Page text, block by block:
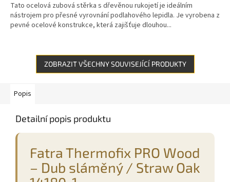
Tato ocelová zubová stěrka s dřevěnou rukojetí je ideálním
nástrojem pro přesné vyrovnání podlahového lepidla. Je vyrobena z
pevné ocelové konstrukce, která zajišťuje dlouhou...
ZOBRAZIT VŠECHNY SOUVISEJÍCÍ PRODUKTY
Popis
Detailní popis produktu
Fatra Thermofix PRO Wood
– Dub sláměný / Straw Oak